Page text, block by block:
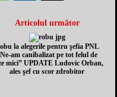
Articolul următor
la alegerile pentru şefia PNL
am canibalizat pe tot felul de
mici” UPDATE Ludovic Orban,
ales şef cu scor zdrobitor